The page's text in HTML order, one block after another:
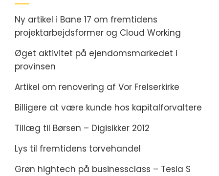
Ny artikel i Bane 17 om fremtidens
projektarbejdsformer og Cloud Working
Øget aktivitet på ejendomsmarkedet i
provinsen
Artikel om renovering af Vor Frelserkirke
Billigere at være kunde hos kapitalforvaltere
Tillæg til Børsen – Digisikker 2012
Lys til fremtidens torvehandel
Grøn hightech på businessclass – Tesla S